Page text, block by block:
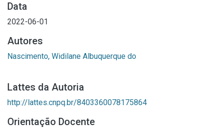
Data
2022-06-01
Autores
Nascimento, Widilane Albuquerque do
Lattes da Autoria
http://lattes.cnpq.br/8403360078175864
Orientação Docente